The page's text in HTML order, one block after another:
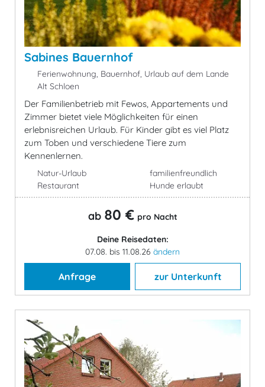
Sabines Bauernhof
Ferienwohnung, Bauernhof, Urlaub auf dem Lande
Alt Schloen
Der Familienbetrieb mit Fewos, Appartements und
Zimmer bietet viele Möglichkeiten für einen
erlebnisreichen Urlaub. Für Kinder gibt es viel Platz
zum Toben und verschiedene Tiere zum
Kennenlernen.
Natur-Urlaub
Restaurant
familienfreundlich
Hunde erlaubt
ab 80 € pro Nacht
Deine Reisedaten:
07.08. bis 11.08.26 ändern
Anfrage zur Unterkunft